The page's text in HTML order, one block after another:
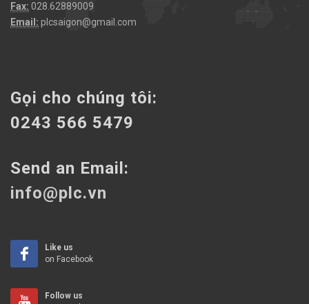
Fax: 028.62889009
Email: plcsaigon@gmail.com
Gọi cho chúng tôi:
0243 566 5479
Send an Email:
info@plc.vn
Like us
on Facebook
Follow us